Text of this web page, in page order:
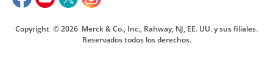
Copyright © 2026 Merck & Co., Inc., Rahway, NJ, EE. UU. y sus filiales.
Reservados todos los derechos.